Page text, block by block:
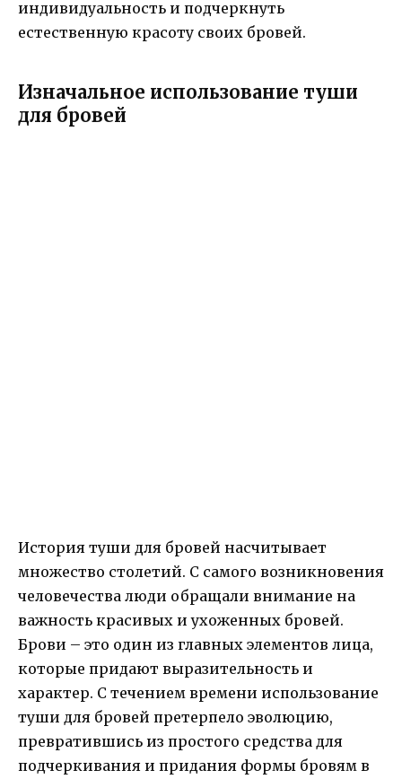
индивидуальность и подчеркнуть
естественную красоту своих бровей.
Изначальное использование туши
для бровей
История туши для бровей насчитывает
множество столетий. С самого возникновения
человечества люди обращали внимание на
важность красивых и ухоженных бровей.
Брови – это один из главных элементов лица,
которые придают выразительность и
характер. С течением времени использование
туши для бровей претерпело эволюцию,
превратившись из простого средства для
подчеркивания и придания формы бровям в